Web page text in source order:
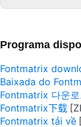
Programa
Fontmatrix
Baixada do
Fontmatrix 다운로
Fontmatrix下载
Fontmatrix tải về